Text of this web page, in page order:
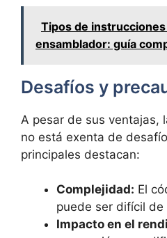
Tipos de
ensamblador: guía
Desafíos y
A pesar de sus ventajas,
no está exenta de
principales destacan:
Complejidad: El
puede ser difícil
Impacto en el